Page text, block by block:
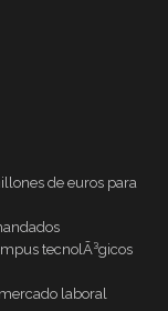
de euros para
tecnolÃ³gicos
laboral